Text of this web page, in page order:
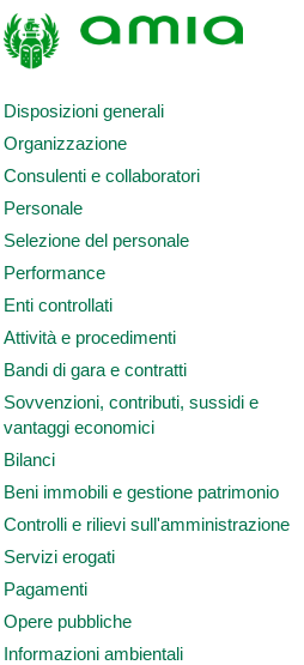
Disposizioni generali
Organizzazione
Consulenti e collaboratori
Personale
Selezione del personale
Performance
Enti controllati
Attività e procedimenti
Bandi di gara e contratti
Sovvenzioni, contributi, sussidi e
vantaggi economici
Bilanci
Beni immobili e gestione patrimonio
Controlli e rilievi sull'amministrazione
Servizi erogati
Pagamenti
Opere pubbliche
Informazioni ambientali